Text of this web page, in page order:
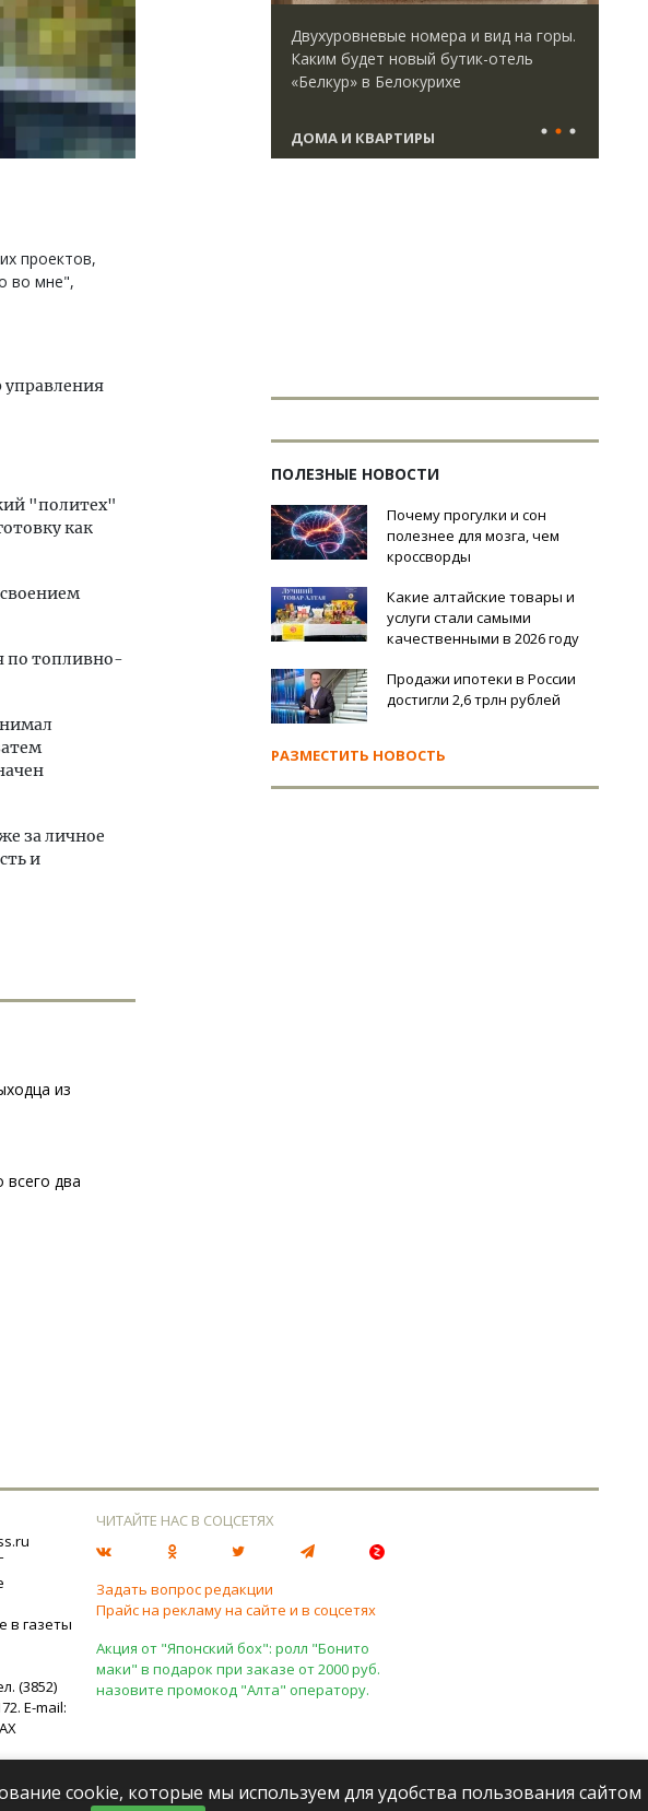
проектов,
во мне",
управления
"политех"
как
по топливно-
за личное
и
из
два
код начинается с
Мощение крупноформатными
становится новым
благоустройства
Двухуровневые номера и вид на горы.
Каким будет новый бутик-отель
«Белкур» в Белокурихе
ДОМА И КВАРТИРЫ
ПОЛЕЗНЫЕ НОВОСТИ
Почему прогулки и сон
полезнее для мозга, чем
кроссворды
Какие алтайские товары и
услуги стали самыми
качественными в 2026 году
Продажи ипотеки в России
достигли 2,6 трлн рублей
РАЗМЕСТИТЬ НОВОСТЬ
в газеты
(3852)
E-mail:
ЧИТАЙТЕ НАС В СОЦСЕТЯХ
Задать вопрос редакции
Прайс на рекламу на сайте и в соцсетях
Акция от "Японский бох": ролл "Бонито
маки" в подарок при заказе от 2000 руб.
назовите промокод "Алта" оператору.
cookie, которые мы используем для удобства пользования сайтом